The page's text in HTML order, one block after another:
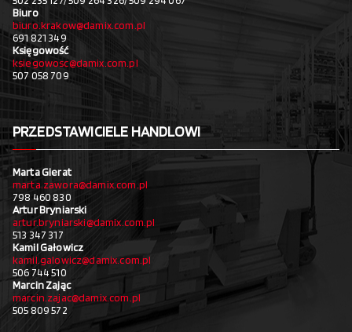
Biuro
biuro.krakow@damix.com.pl
691 821 349
Księgowość
ksiegowosc@damix.com.pl
507 058 709
PRZEDSTAWICIELE HANDLOWI
Marta Gierat
marta.zawora@damix.com.pl
798 460 830
Artur Bryniarski
artur.bryniarski@damix.com.pl
513 347 317
Kamil Gałowicz
kamil.galowicz@damix.com.pl
506 744 510
Marcin Zając
marcin.zajac@damix.com.pl
505 809 572